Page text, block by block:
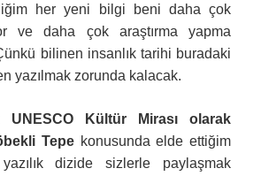
her yeni bilgi beni daha çok
ve daha çok araştırma yapma
bilinen insanlık tarihi buradaki
yazılmak zorunda kalacak.
UNESCO Kültür Mirası olarak
Tepe konusunda elde ettiğim
dizide sizlerle paylaşmak